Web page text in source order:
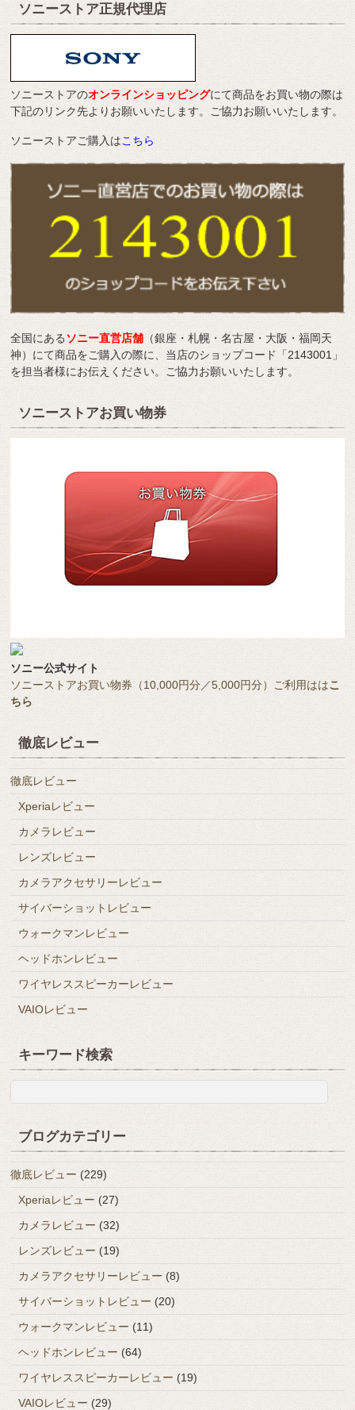
ソニーストア正規代理店
ソニーストアのオンラインショッピングにて商品をお買い物の際は
下記のリンク先よりお願いいたします。ご協力お願いいたします。
ソニーストアご購入はこちら
全国にあるソニー直営店舗 （銀座・札幌・名古屋・大阪・福岡天
神）にて商品をご購入の際に、当店のショップコード「2143001」
を担当者様にお伝えください。ご協力お願いいたします。
ソニーストアお買い物券
ソニー公式サイト
ソニーストアお買い物券（10,000円分／5,000円分）ご利用ははこ
ちら
徹底レビュー
徹底レビュー
Xperiaレビュー
カメラレビュー
レンズレビュー
カメラアクセサリーレビュー
サイバーショットレビュー
ウォークマンレビュー
ヘッドホンレビュー
ワイヤレススピーカーレビュー
VAIOレビュー
キーワード検索
ブログカテゴリー
徹底レビュー (229)
Xperiaレビュー (27)
カメラレビュー (32)
レンズレビュー (19)
カメラアクセサリーレビュー (8)
サイバーショットレビュー (20)
ウォークマンレビュー (11)
ヘッドホンレビュー (64)
ワイヤレススピーカーレビュー (19)
VAIOレビュー (29)